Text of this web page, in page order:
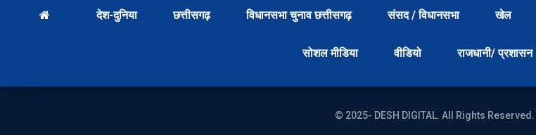
देश-दुनिया छत्तीसगढ़ विधानसभा चुनाव छत्तीसगढ़ संसद / विधानसभा खेल
सोशल मीडिया वीडियो राजधानी/ प्रशासन
© 2025- DESH DIGITAL. All Rights Reserved.